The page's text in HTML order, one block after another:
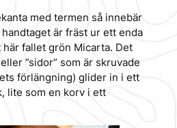
med termen så innebär
är fräst ur ett enda
fallet grön Micarta. Det
”sidor” som är skruvade
förlängning) glider in i ett
lite som en korv i ett